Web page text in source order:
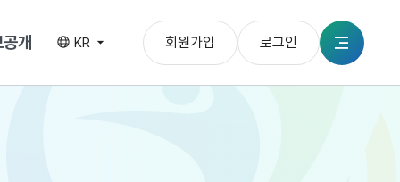
개 KR 회원가입 로그인
전체메뉴